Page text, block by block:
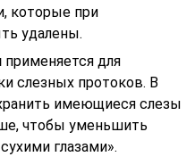
которые при
удалены.
применяется для
слезных протоков. В
имеющиеся слезы
чтобы уменьшить
глазами».